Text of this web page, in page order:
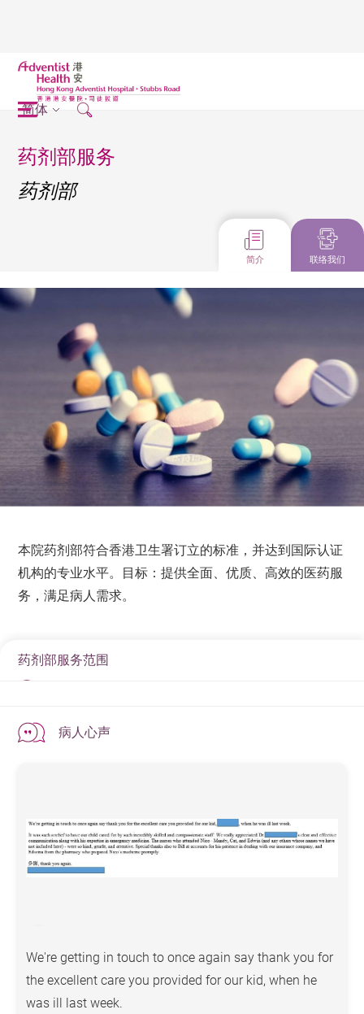
简体
药剂部服务
药剂部
简介 联络我们
本院药剂部符合香港卫生署订立的标准，并达到国际认证
机构的专业水平。目标：提供全面、优质、高效的医药服
务，满足病人需求。
药剂部服务范围
每星期七天提供药物辅导及谘询服务。
药剂师乐意为病人提供药物指导，提高其对药物的依
从性及确保用药安全。
自2000年起，为进食困难的病人提供全静脉营养剂调
配服务（TPN）。
每位病人的营养剂均因应个人情况而调制，让病人摄
病人心声
We're getting in touch to once again say thank you for
the excellent care you provided for our kid, when he
was ill last week.